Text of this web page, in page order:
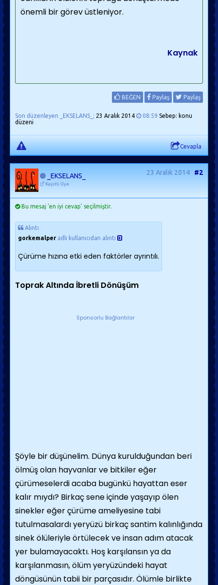
önemli bir görev üstleniyor.
Kaynak
BEĞEN Paylaş Paylaş
Son düzenleyen _EKSELANS_; 23 Aralık 2014 08:59 Sebep: konu
düzeni
Cevapla
_EKSELANS_
Kayıtlı Üye
23 Aralık 2014 #2
Bu mesaj 'en iyi cevap' seçilmiştir.
Alıntı
gorkemalper adlı kullanıcıdan alıntı
Çürüme hızına etki eden faktörler ayrıntılı.
Toprak Altında İbretli Dönüşüm
Sponsorlu Bağlantılar
Şöyle bir düşünelim. Dünya kurulduğundan beri
ölmüş olan hayvanlar ve bitkiler eğer
çürümeselerdi acaba bugünkü hayattan eser
kalır mıydı? Birkaç sene içinde yaşayıp ölen
sinekler eğer çürüme ameliyesine tabi
tutulmasalardı yeryüzü birkaç santim kalınlığında
sinek ölüleriyle örtülecek ve insan adım atacak
yer bulamayacaktı. Hoş karşılansın ya da
karşılanmasın, ölüm yeryüzündeki hayat
döngüsünün tabii bir parçasıdır. Ölümle birlikte